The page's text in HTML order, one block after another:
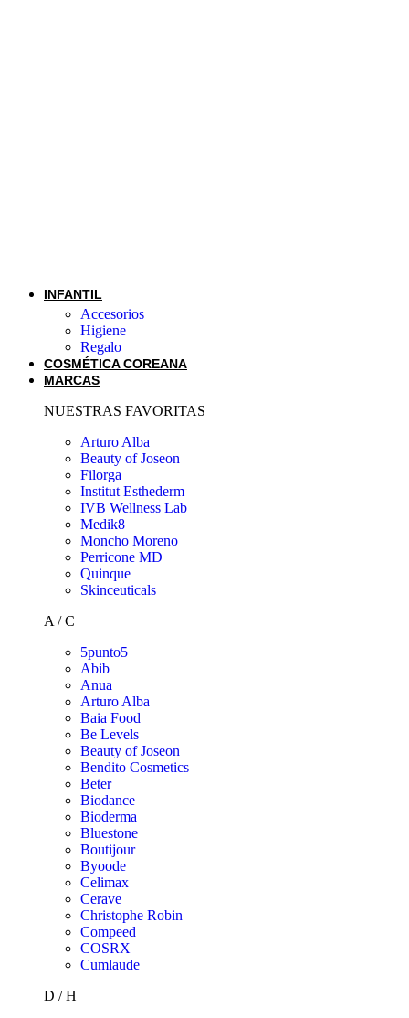
INFANTIL
Accesorios
Higiene
Regalo
COSMÉTICA COREANA
MARCAS
NUESTRAS FAVORITAS
Arturo Alba
Beauty of Joseon
Filorga
Institut Esthederm
IVB Wellness Lab
Medik8
Moncho Moreno
Perricone MD
Quinque
Skinceuticals
A / C
5punto5
Abib
Anua
Arturo Alba
Baia Food
Be Levels
Beauty of Joseon
Bendito Cosmetics
Beter
Biodance
Bioderma
Bluestone
Boutijour
Byoode
Celimax
Cerave
Christophe Robin
Compeed
COSRX
Cumlaude
D / H